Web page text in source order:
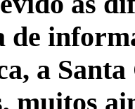
de
a
muitos